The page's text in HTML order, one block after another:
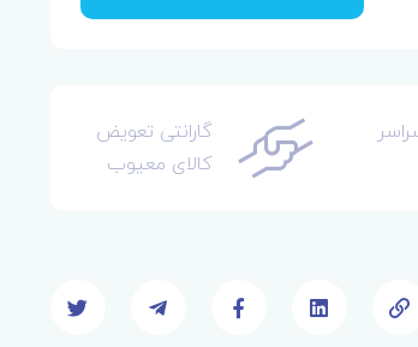
گارانتی تعویض
کالای معیوب